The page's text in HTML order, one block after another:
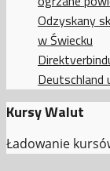
Odzyskany
w Świecku
Deutschland
Kursy Walut
Ładowanie